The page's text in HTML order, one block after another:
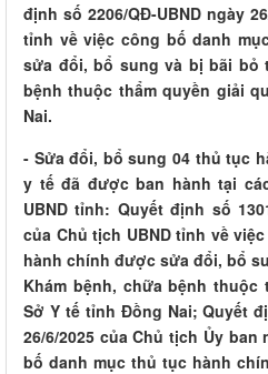
định số 2206/QĐ-UBND ngày
tỉnh về việc công bố danh
sửa đổi, bổ sung và bị bãi bỏ
bệnh thuộc thẩm quyền giải
Nai.
- Sửa đổi, bổ sung 04 thủ tục
y tế đã được ban hành tại
UBND tỉnh: Quyết định số
của Chủ tịch UBND tỉnh về
hành chính được sửa đổi, bổ
Khám bệnh, chữa bệnh thuộc
Sở Y tế tỉnh Đồng Nai; Quyết
26/6/2025 của Chủ tịch Ủy
bố danh mục thủ tục hành